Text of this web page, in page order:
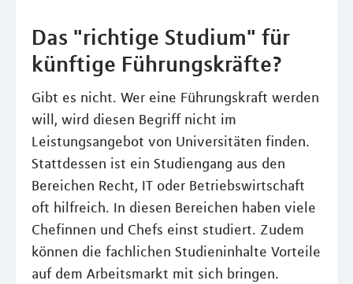
Das "richtige Studium" für
künftige Führungskräfte?
Gibt es nicht. Wer eine Führungskraft werden
will, wird diesen Begriff nicht im
Leistungsangebot von Universitäten finden.
Stattdessen ist ein Studiengang aus den
Bereichen Recht, IT oder Betriebswirtschaft
oft hilfreich. In diesen Bereichen haben viele
Chefinnen und Chefs einst studiert. Zudem
können die fachlichen Studieninhalte Vorteile
auf dem Arbeitsmarkt mit sich bringen.